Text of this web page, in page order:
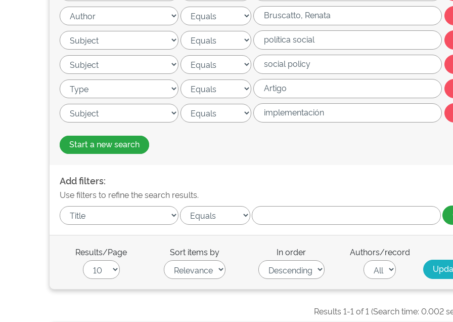
Start a new search
Add filters:
Use filters to refine the search results.
Results/Page Sort items by In order Authors/record
Results 1-1 of 1 (Search time: 0.002